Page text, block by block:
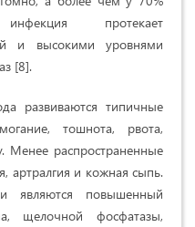
протекает
и высокими уровнями
[8].
развиваются типичные
тошнота, рвота,
Менее распространенные
артралгия и кожная сыпь.
являются повышенный
щелочной фосфатазы,